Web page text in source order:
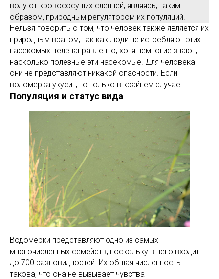
воду от кровососущих слепней, являясь, таким
образом, природным регулятором их популяций.
Нельзя говорить о том, что человек также является их
природным врагом, так как люди не истребляют этих
насекомых целенаправленно, хотя немногие знают,
насколько полезные эти насекомые. Для человека
они не представляют никакой опасности. Если
водомерка укусит, то только в крайнем случае.
Популяция и статус вида
Водомерки представляют одно из самых
многочисленных семейств, поскольку в него входит
до 700 разновидностей. Их общая численность
такова, что она не вызывает чувства